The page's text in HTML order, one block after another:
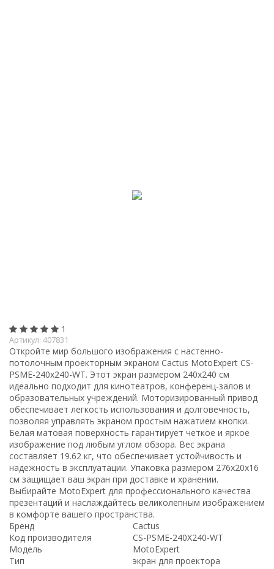
1
Артикул: 407831
Откройте мир большого изображения с настенно-
потолочным проекторным экраном Cactus MotoExpert CS-
PSME-240x240-WT. Этот экран размером 240x240 см
идеально подходит для кинотеатров, конференц-залов и
образовательных учреждений. Моторизированный привод
обеспечивает легкость использования и долговечность,
позволяя управлять экраном простым нажатием кнопки.
Белая матовая поверхность гарантирует четкое и яркое
изображение под любым углом обзора. Вес экрана
составляет 19.62 кг, что обеспечивает устойчивость и
надежность в эксплуатации. Упаковка размером 276x20x16
см защищает ваш экран при доставке и хранении.
Выбирайте MotoExpert для профессионального качества
презентаций и наслаждайтесь великолепным изображением
в комфорте вашего пространства.
Бренд
Cactus
Код производителя
CS-PSME-240X240-WT
Модель
MotoExpert
Тип
экран для проектора